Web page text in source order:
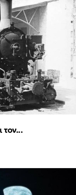
τον...